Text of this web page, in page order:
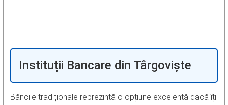
Instituții Bancare din Târgoviște
Băncile tradiționale reprezintă o opțiune excelentă dacă îți